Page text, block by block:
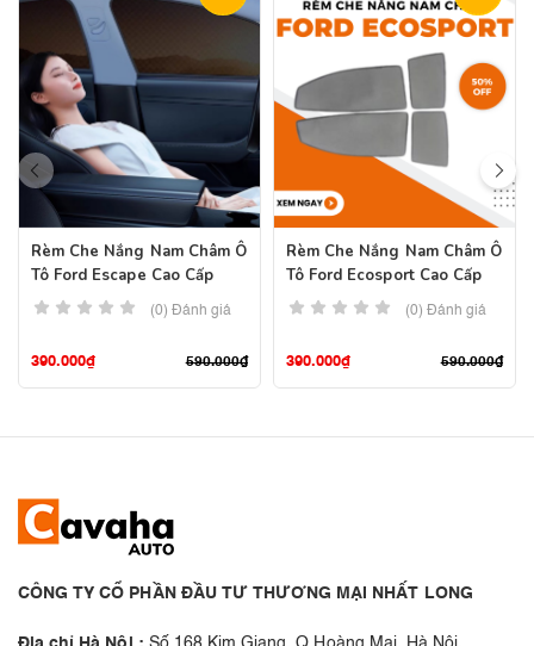
Rèm Che Nắng Nam Châm Ô
Tô Ford Escape Cao Cấp
(0) Đánh giá
590.000₫
390.000₫
Rèm Che Nắng Nam Châm Ô
Tô Ford Ecosport Cao Cấp
(0) Đánh giá
590.000₫
390.000₫
CÔNG TY CỔ PHẦN ĐẦU TƯ THƯƠNG MẠI NHẤT LONG